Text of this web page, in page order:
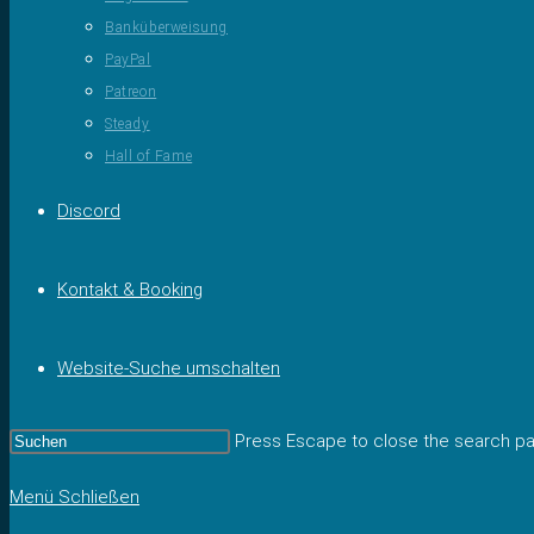
Banküberweisung
PayPal
Patreon
Steady
Hall of Fame
Discord
Kontakt & Booking
Website-Suche umschalten
Press Escape to close the search
Menü Schließen